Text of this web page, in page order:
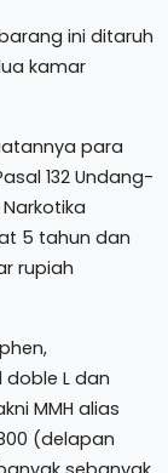
ini ditaruh
kamar
para
132 Undang-
5 tahun dan
rupiah
doble L dan
MMH alias
(delapan